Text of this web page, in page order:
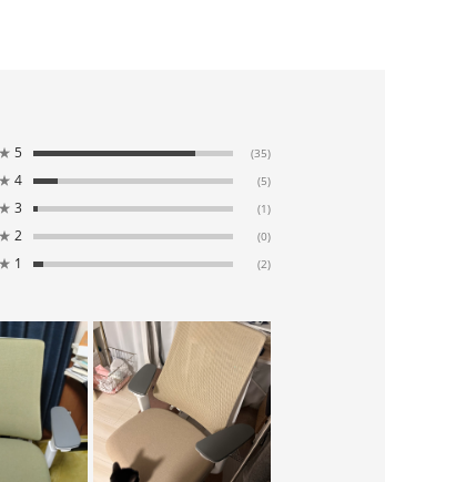
★ 5 (35)
★ 4 (5)
★ 3 (1)
★ 2 (0)
★ 1 (2)